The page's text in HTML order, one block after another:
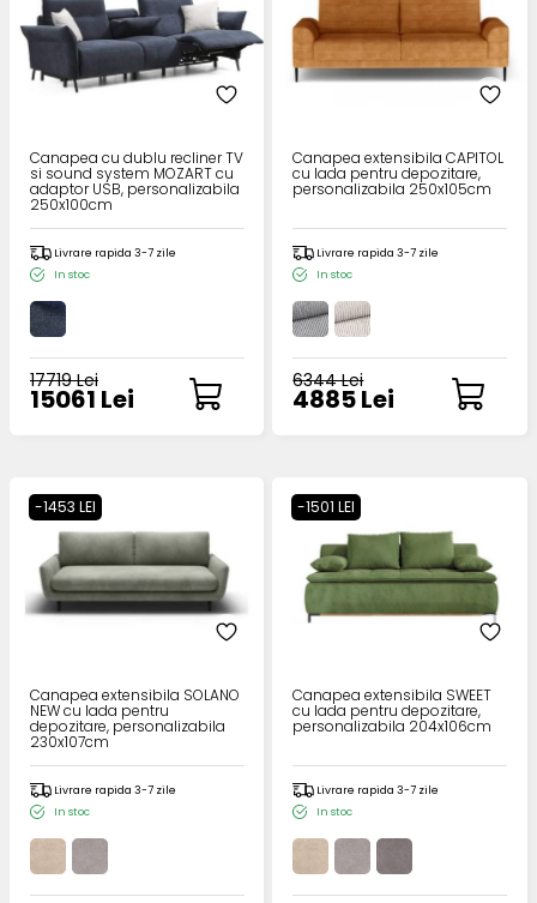
Canapea cu dublu recliner TV
si sound system MOZART cu
adaptor USB, personalizabila
250x100cm
Livrare rapida 3-7 zile
In stoc
17719 Lei
15061 Lei
Canapea extensibila CAPITOL
cu lada pentru depozitare,
personalizabila 250x105cm
Livrare rapida 3-7 zile
In stoc
6344 Lei
4885 Lei
-1453 LEI
Canapea extensibila SOLANO
NEW cu lada pentru
depozitare, personalizabila
230x107cm
Livrare rapida 3-7 zile
In stoc
-1501 LEI
Canapea extensibila SWEET
cu lada pentru depozitare,
personalizabila 204x106cm
Livrare rapida 3-7 zile
In stoc